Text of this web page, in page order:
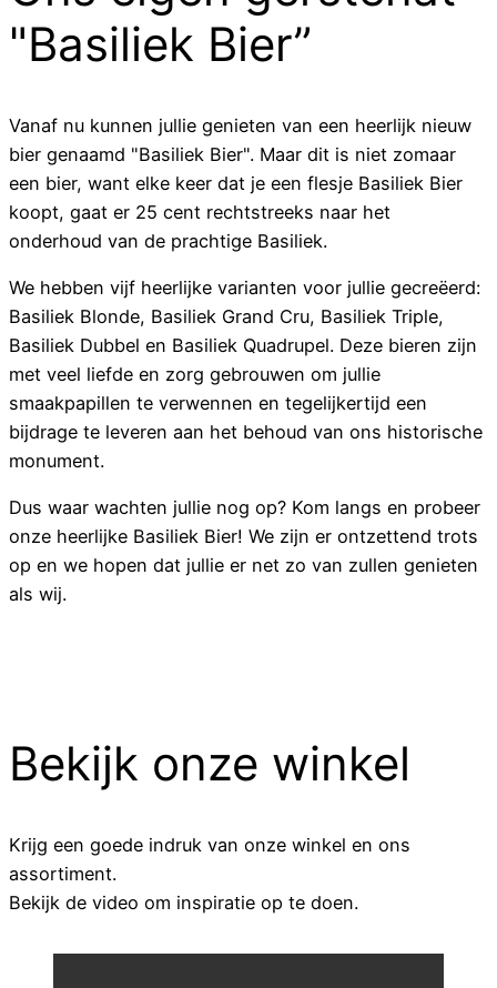
"Basiliek Bier”
Vanaf nu kunnen jullie genieten van een heerlijk nieuw
bier genaamd "Basiliek Bier". Maar dit is niet zomaar
een bier, want elke keer dat je een flesje Basiliek Bier
koopt, gaat er 25 cent rechtstreeks naar het
onderhoud van de prachtige Basiliek.
We hebben vijf heerlijke varianten voor jullie gecreëerd:
Basiliek Blonde, Basiliek Grand Cru, Basiliek Triple,
Basiliek Dubbel en Basiliek Quadrupel. Deze bieren zijn
met veel liefde en zorg gebrouwen om jullie
smaakpapillen te verwennen en tegelijkertijd een
bijdrage te leveren aan het behoud van ons historische
monument.
Dus waar wachten jullie nog op? Kom langs en probeer
onze heerlijke Basiliek Bier! We zijn er ontzettend trots
op en we hopen dat jullie er net zo van zullen genieten
als wij.
Bekijk onze winkel
Krijg een goede indruk van onze winkel en ons
assortiment.
Bekijk de video om inspiratie op te doen.